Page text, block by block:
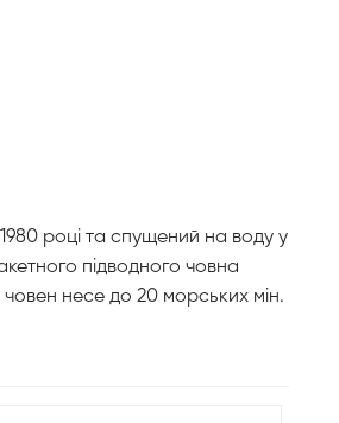
році та спущений на воду у
підводного човна
несе до 20 морських мін.